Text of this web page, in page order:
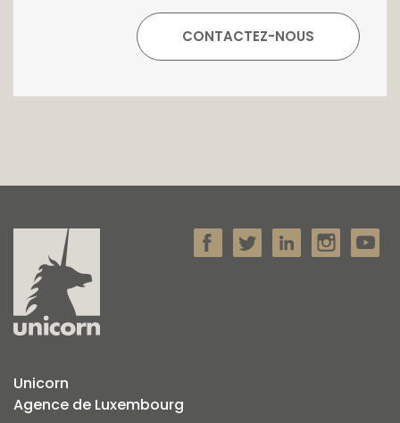
opportunité rare sur le marché immobilier du
sud du Luxembourg.
une visite, n'hésitez pas à contacter l'agence
Unicorn
Agence de Luxembourg